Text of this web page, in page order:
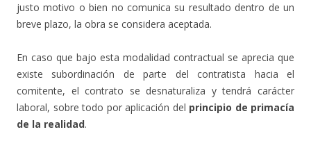
justo motivo o bien no comunica su resultado dentro de un
breve plazo, la obra se considera aceptada.
En caso que bajo esta modalidad contractual se aprecia que
existe subordinación de parte del contratista hacia el
comitente, el contrato se desnaturaliza y tendrá carácter
laboral, sobre todo por aplicación del principio de primacía
de la realidad.